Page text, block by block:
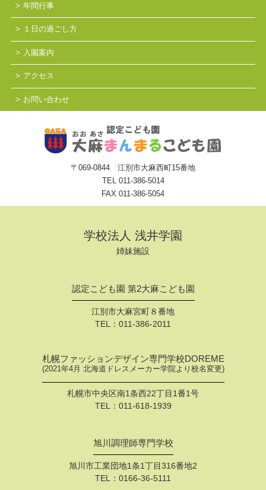
年間行事
１日の過ごし方
入園案内
アクセス
お問い合わせ
〒069-0844 江別市大麻西町15番地
TEL 011-386-5014
FAX 011-386-5054
学校法人 浅井学園
姉妹施設
認定こども園 第2大麻こども園
江別市大麻宮町８番地
TEL： 011-386-2011
札幌ファッションデザイン専門学校DOREME
(2021年4月 北海道ドレスメーカー学院より校名変更)
札幌市中央区南1条西22丁目1番1号
TEL： 011-618-1939
旭川調理師専門学校
旭川市工業団地1条1丁目316番地2
TEL： 0166-36-5111